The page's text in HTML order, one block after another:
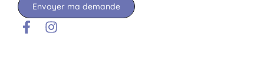
Envoyer ma demande